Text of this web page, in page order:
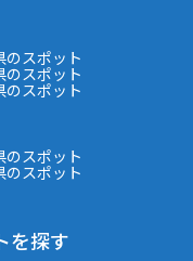
のスポット
のスポット
のスポット
のスポット
のスポット
を探す